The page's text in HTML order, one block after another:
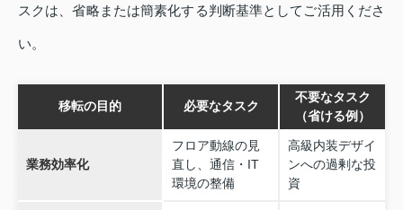
スクは、省略または簡素化する判断基準としてご活用くださ
い。
移転の目的 必要なタスク
不要なタスク
（省ける例）
業務効率化
フロア動線の見
直し、通信・IT
環境の整備
高級内装デザイ
ンへの過剰な投
資